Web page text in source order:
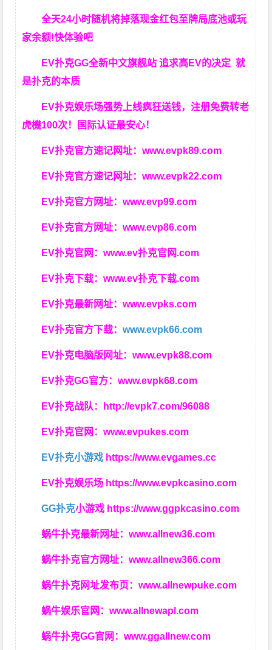
全天24小时随机将掉落现金红包至牌局底池或玩
家余额!快体验吧
EV扑克GG全新中文旗舰站 追求高EV的决定就
是扑克的本质
EV扑克娱乐场强势上线疯狂送钱，注册免费转老
虎機100次！国际认证最安心！
EV扑克官方速记网址：www.evpk89.com
EV扑克官方速记网址：www.evpk22.com
EV扑克官方网址：www.evp99.com
EV扑克官方网址：www.evp86.com
EV扑克官网：www.ev扑克官网.com
EV扑克下载：www.ev扑克下载.com
EV扑克最新网址：www.evpks.com
EV扑克官方下载：www.evpk66.com
EV扑克电脑版网址：www.evpk88.com
EV扑克GG官方：www.evpk68.com
EV扑克战队： http://evpk7.com/96088
EV扑克官网：www.evpukes.com
EV扑克小游戏 https://www.evgames.cc
EV扑克娱乐场 https://www.evpkcasino.com
GG扑克小游戏 https://www.ggpkcasino.com
蜗牛扑克最新网址：www.allnew36.com
蜗牛扑克官方网址：www.allnew366.com
蜗牛扑克网址发布页：www.allnewpuke.com
蜗牛娱乐官网：www.allnewapl.com
蜗牛扑克GG官网：www.ggallnew.com